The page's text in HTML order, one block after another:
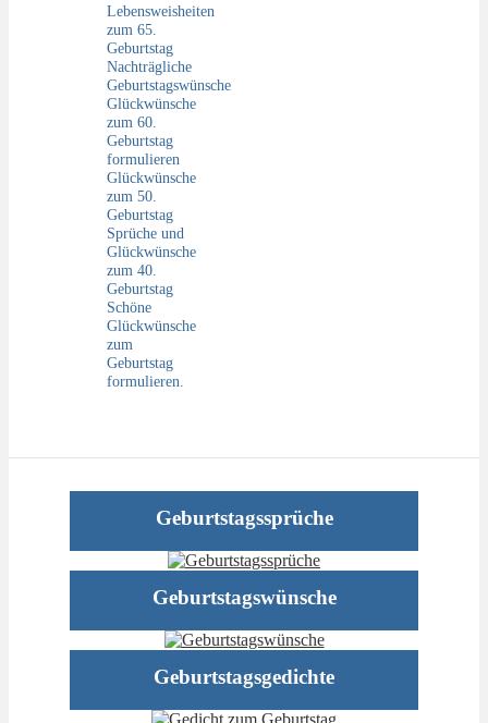
Lebensweisheiten
zum 65.
Geburtstag
Nachträgliche
Geburtstagswünsche
Glückwünsche
zum 60.
Geburtstag
formulieren
Glückwünsche
zum 50.
Geburtstag
Sprüche und
Glückwünsche
zum 40.
Geburtstag
Schöne
Glückwünsche
zum
Geburtstag
formulieren.
Geburtstagssprüche
Geburtstagswünsche
Geburtstagsgedichte